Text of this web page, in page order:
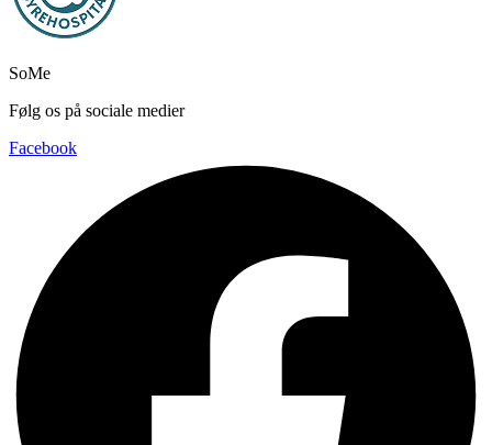
SoMe
Følg os på sociale medier
Facebook